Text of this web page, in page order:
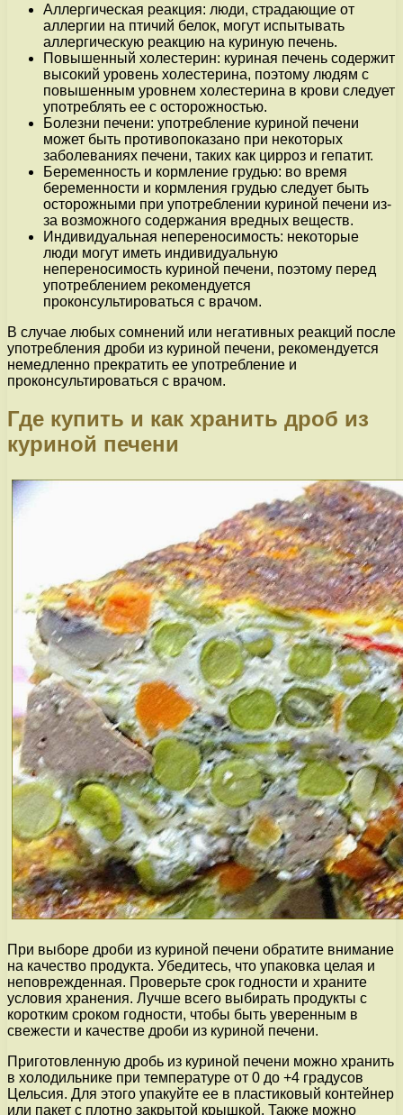
Аллергическая реакция: люди, страдающие от
аллергии на птичий белок, могут испытывать
аллергическую реакцию на куриную печень.
Повышенный холестерин: куриная печень содержит
высокий уровень холестерина, поэтому людям с
повышенным уровнем холестерина в крови следует
употреблять ее с осторожностью.
Болезни печени: употребление куриной печени
может быть противопоказано при некоторых
заболеваниях печени, таких как цирроз и гепатит.
Беременность и кормление грудью: во время
беременности и кормления грудью следует быть
осторожными при употреблении куриной печени из-
за возможного содержания вредных веществ.
Индивидуальная непереносимость: некоторые
люди могут иметь индивидуальную
непереносимость куриной печени, поэтому перед
употреблением рекомендуется
проконсультироваться с врачом.
В случае любых сомнений или негативных реакций после
употребления дроби из куриной печени, рекомендуется
немедленно прекратить ее употребление и
проконсультироваться с врачом.
Где купить и как хранить дроб из
куриной печени
При выборе дроби из куриной печени обратите внимание
на качество продукта. Убедитесь, что упаковка целая и
неповрежденная. Проверьте срок годности и храните
условия хранения. Лучше всего выбирать продукты с
коротким сроком годности, чтобы быть уверенным в
свежести и качестве дроби из куриной печени.
Приготовленную дробь из куриной печени можно хранить
в холодильнике при температуре от 0 до +4 градусов
Цельсия. Для этого упакуйте ее в пластиковый контейнер
или пакет с плотно закрытой крышкой. Также можно